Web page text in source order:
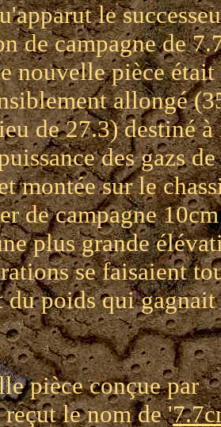
le
de campagne de
nouvelle pièce était
allongé
de 27.3) destiné
des gazs de
montée sur le
de campagne
plus grande
se faisaient
du poids qui gagnait
pièce conçue par
le nom de '